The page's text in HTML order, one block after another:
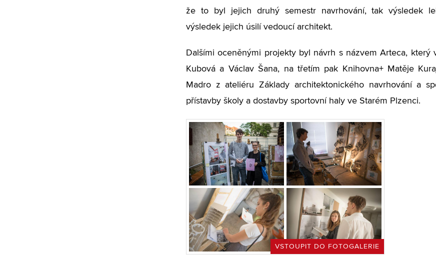
že to byl jejich druhý semestr navrhování, tak výsledek
výsledek jejich úsilí vedoucí architekt.
Dalšími oceněnými projekty byl návrh s názvem Arteca, který
Kubová a Václav Šana, na třetím pak Knihovna+ Matěje
Madro z ateliéru Základy architektonického navrhování a
přístavby školy a dostavby sportovní haly ve Starém Plzenci.
VSTOUPIT DO FOTOGALERIE